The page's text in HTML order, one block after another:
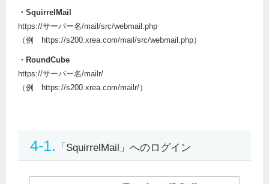
・SquirrelMail
https://サーバー名/mail/src/webmail.php
（例 https://s200.xrea.com/mail/src/webmail.php）
・RoundCube
https://サーバー名/mailr/
（例 https://s200.xrea.com/mailr/）
4-1. 「SquirrelMail」へのログイン